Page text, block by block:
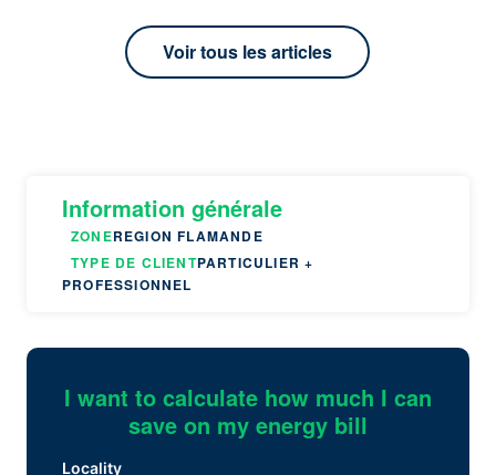
Voir tous les articles
Information générale
ZONEREGION FLAMANDE
TYPE DE CLIENTPARTICULIER +
PROFESSIONNEL
I want to calculate how much I can
save on my energy bill
Locality